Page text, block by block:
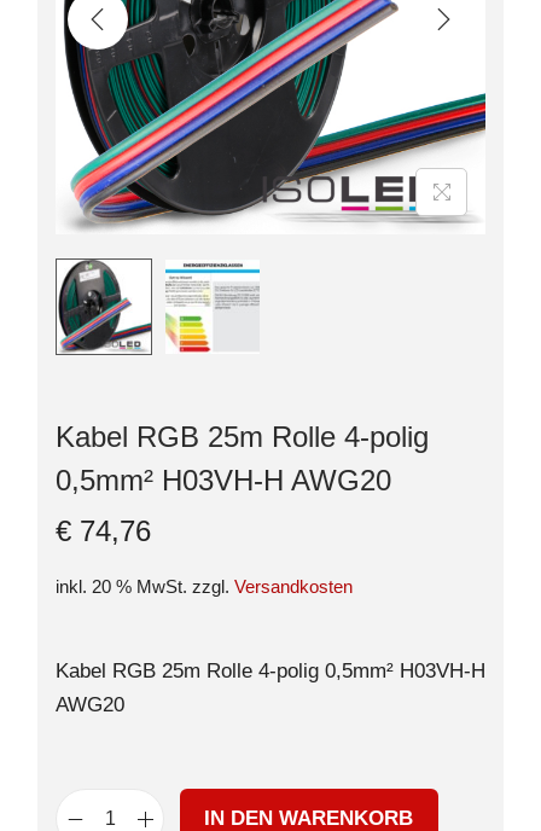
Kabel RGB 25m Rolle 4-polig
0,5mm² H03VH-H AWG20
€ 74,76
inkl. 20 % MwSt. zzgl. Versandkosten
Kabel RGB 25m Rolle 4-polig 0,5mm² H03VH-H
AWG20
IN DEN WARENKORB